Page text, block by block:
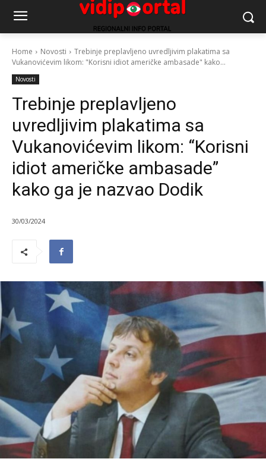
Home Novosti
Trebinje preplavljeno uvredljivim plakatima sa
Vukanovićevim likom: "Korisni idiot američke ambasade" kako...
Novosti
Trebinje preplavljeno
uvredljivim plakatima sa
Vukanovićevim likom: “Korisni
idiot američke ambasade”
kako ga je nazvao Dodik
30/03/2024